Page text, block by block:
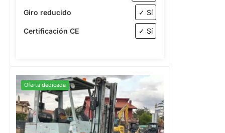
Giro reducido ✓ Sí
Certificación CE ✓ Sí
Oferta dedicada